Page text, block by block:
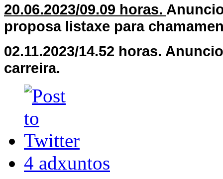
20.06.2023/09.09 horas.
proposa listaxe para
02.11.2023/14.52 horas.
carreira.
4 adxuntos